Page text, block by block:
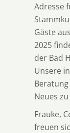
Adresse
Gäste
2025
der Bad
Unsere
Neues
Frauke,
freuen